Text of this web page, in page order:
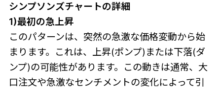
シンプソンズチャートの詳細
1)最初の急上昇
このパターンは、突然の急激な価格変動から始
まります。これは、上昇(ポンプ)または下落(ダ
ンプ)の可能性があります。この動きは通常、大
口注文や急激なセンチメントの変化によって引